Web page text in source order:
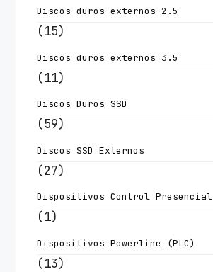
Discos duros externos 2.5
(15)
Discos duros externos 3.5
(11)
Discos Duros SSD
(59)
Discos SSD Externos
(27)
Dispositivos Control Presencial
(1)
Dispositivos Powerline (PLC)
(13)